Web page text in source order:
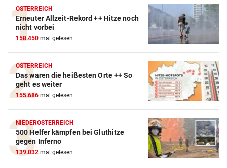
ÖSTERREICH
Erneuter Allzeit-Rekord ++ Hitze noch
nicht vorbei
158.450 mal gelesen
ÖSTERREICH
Das waren die heißesten Orte ++ So
geht es weiter
155.686 mal gelesen
NIEDERÖSTERREICH
500 Helfer kämpfen bei Gluthitze
gegen Inferno
139.032 mal gelesen